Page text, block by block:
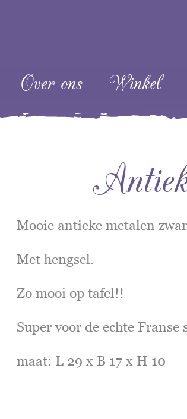
Over ons Winkel
Mooie antieke metalen
Met hengsel.
Zo mooi op tafel!!
Super voor de echte Franse
maat: L 29 x B 17 x H 10